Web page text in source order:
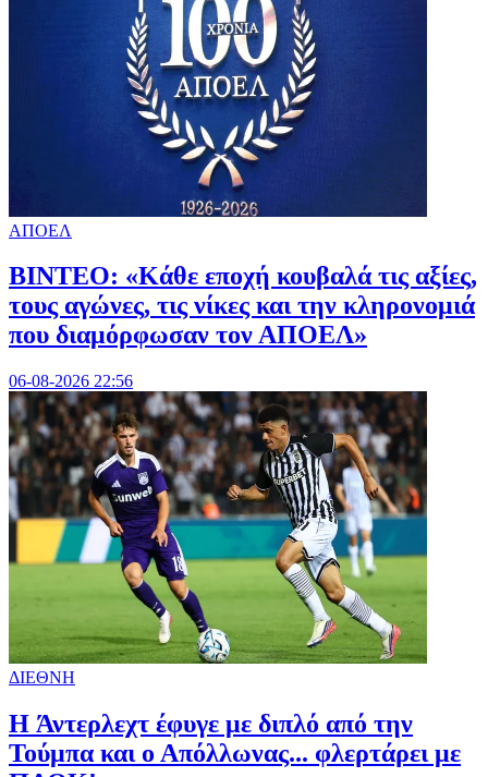
ΑΠΟΕΛ
ΒΙΝΤΕΟ: «Κάθε εποχή κουβαλά τις αξίες,
τους αγώνες, τις νίκες και την κληρονομιά
που διαμόρφωσαν τον ΑΠΟΕΛ»
06-08-2026 22:56
ΔΙΕΘΝΗ
H Άντερλεχτ έφυγε με διπλό από την
Τούμπα και ο Απόλλωνας... φλερτάρει με